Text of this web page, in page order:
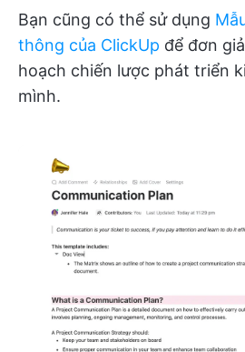
Bạn cũng có thể sử dụng
thông của ClickUp để đơn
hoạch chiến lược phát triển
mình.